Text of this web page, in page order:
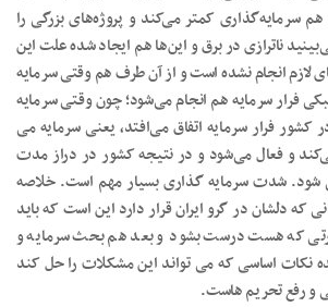
سرمایه‌گذاری کمتر می‌کند و پروژه‌های بزرگی را
ناترازی در برق و این‌ها هم ایجاد شده علت این
لازم انجام نشده است و از آن طرف هم وقتی سرمایه
فرار سرمایه هم انجام می‌شود؛ چون وقتی سرمایه
فرار سرمایه اتفاق می‌افتد، یعنی سرمایه می
و فعال می‌شود و در نتیجه کشور در دراز مدت
شود. شدت سرمایه گذاری بسیار مهم است. خلاصه
که دلشان در گرو ایران قرار دارد این است که باید
که هست درست بشود و بعد هم بحث سرمایه و
نکات اساسی که می تواند این مشکلات را حل کند
و رفع تحریم هاست.